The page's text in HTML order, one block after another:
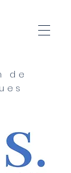
de